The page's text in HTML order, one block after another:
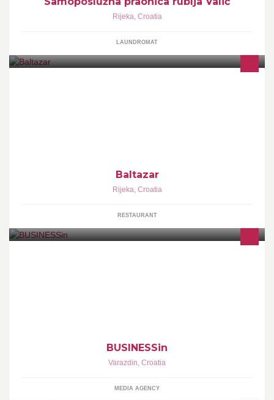
Rijeka Croatia
LAUNDROMAT
Baltazar
Rijeka Croatia
RESTAURANT
BUSINESSin
Varazdin Croatia
MEDIA AGENCY